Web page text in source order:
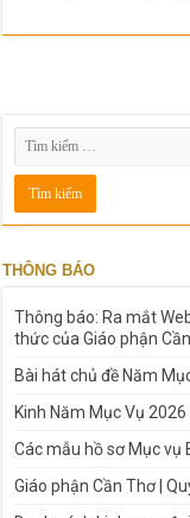
THÔNG BÁO
Thông báo: Ra mắt
thức của Giáo phận
Bài hát chủ đề Năm
Kinh Năm Mục Vụ 2026
Các mẫu hồ sơ Mục vụ
Giáo phận Cần Thơ |